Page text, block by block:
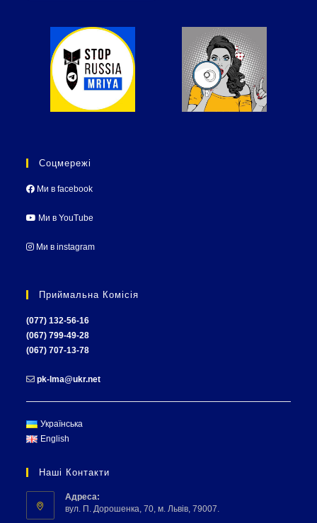
Соцмережі
Ми в facebook
Ми в YouTube
Ми в instagram
Приймальна Комісія
(077) 132-56-16
(067) 799-49-28
(067) 707-13-78
pk-lma@ukr.net
Українська
English
Наші Контакти
Адреса:
вул. П. Дорошенка, 70, м. Львів, 79007.